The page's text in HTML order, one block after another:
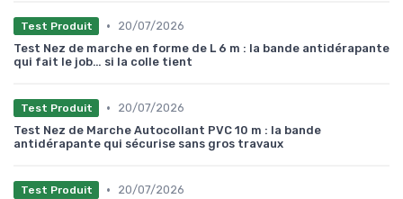
Test Produit •
20/07/2026
Test Nez de marche en forme de L 6 m : la bande antidérapante
qui fait le job… si la colle tient
Test Produit •
20/07/2026
Test Nez de Marche Autocollant PVC 10 m : la bande
antidérapante qui sécurise sans gros travaux
Test Produit •
20/07/2026